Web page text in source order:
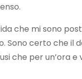
che mi sono
Sono certo che
che per un’ora